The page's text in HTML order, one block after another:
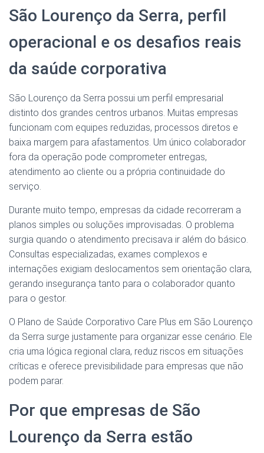
São Lourenço da Serra, perfil
operacional e os desafios reais
da saúde corporativa
São Lourenço da Serra possui um perfil empresarial
distinto dos grandes centros urbanos. Muitas empresas
funcionam com equipes reduzidas, processos diretos e
baixa margem para afastamentos. Um único colaborador
fora da operação pode comprometer entregas,
atendimento ao cliente ou a própria continuidade do
serviço.
Durante muito tempo, empresas da cidade recorreram a
planos simples ou soluções improvisadas. O problema
surgia quando o atendimento precisava ir além do básico.
Consultas especializadas, exames complexos e
internações exigiam deslocamentos sem orientação clara,
gerando insegurança tanto para o colaborador quanto
para o gestor.
O Plano de Saúde Corporativo Care Plus em São Lourenço
da Serra surge justamente para organizar esse cenário. Ele
cria uma lógica regional clara, reduz riscos em situações
críticas e oferece previsibilidade para empresas que não
podem parar.
Por que empresas de São
Lourenço da Serra estão